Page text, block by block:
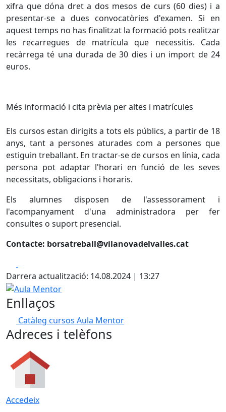
xifra que dóna dret a dos mesos de curs (60 dies) i a
presentar-se a dues convocatòries d'examen. Si en
aquest temps no has finalitzat la formació pots realitzar
les recarregues de matrícula que necessitis. Cada
recàrrega té una durada de 30 dies i un import de 24
euros.
Més informació i cita prèvia per altes i matrícules
Els cursos estan dirigits a tots els públics, a partir de 18
anys, tant a persones aturades com a persones que
estiguin treballant. En tractar-se de cursos en línia, cada
persona pot adaptar l'horari en funció de les seves
necessitats, obligacions i horaris.
Els alumnes disposen de l'assessorament i
l'acompanyament d'una administradora per fer
consultes o suport presencial.
Contacte: borsatreball@vilanovadelvalles.cat
Darrera actualització: 14.08.2024 | 13:27
Aula Mentor
Enllaços
Catàleg cursos Aula Mentor
Adreces i telèfons
Accedeix